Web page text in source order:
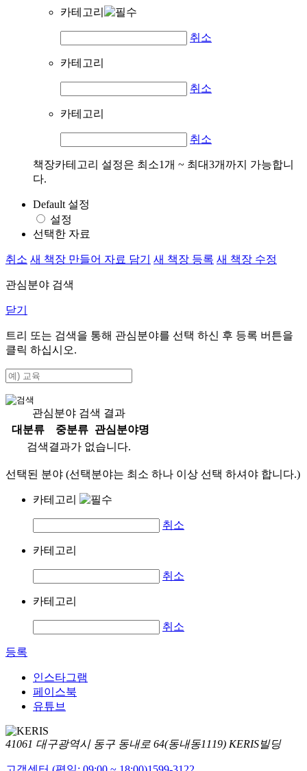
카테고리
취소
카테고리
취소
카테고리
취소
책장카테고리 설정은 최소1개 ~ 최대3개까지 가능합니
다.
Default 설정
설정
선택한 자료
취소 새 책장 만들어 자료 담기 새 책장 등록 새 책장 수정
관심분야 검색
닫기
트리 또는 검색을 통해 관심분야를 선택 하신 후 등록 버튼을
클릭 하십시오.
관심분야 검색 결과
대분류
중분류
관심분야명
검색결과가 없습니다.
선택된 분야 (선택분야는 최소 하나 이상 선택 하셔야 합니다.)
카테고리
취소
카테고리
취소
카테고리
취소
등록
인스타그램
페이스북
유튜브
41061 대구광역시 동구 동내로 64(동내동1119) KERIS빌딩